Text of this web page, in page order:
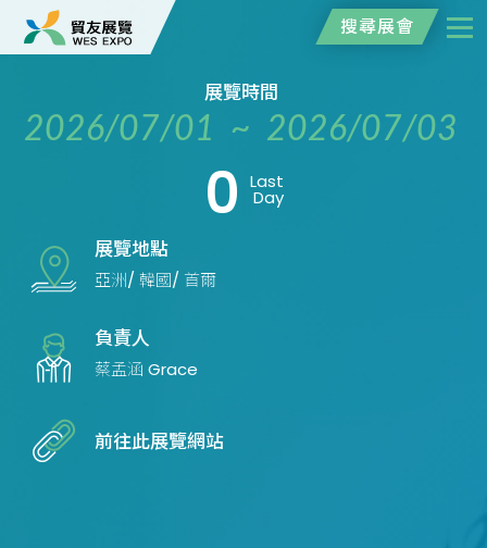
搜尋展會
展覽時間
2026/07/01 ~ 2026/07/03
0 Last
Day
展覽地點
亞洲/ 韓國/ 首爾
負責人
蔡孟涵 Grace
前往此展覽網站